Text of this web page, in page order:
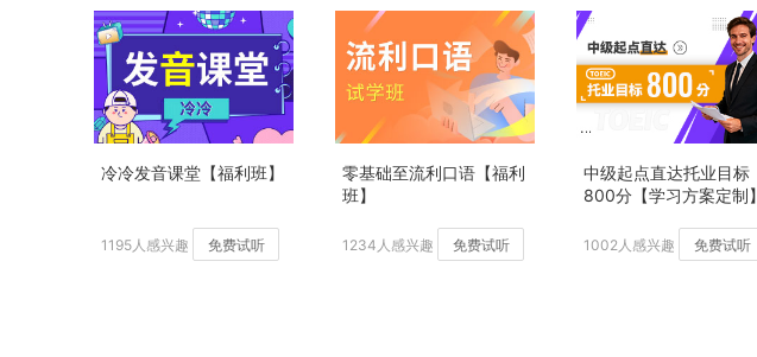
冷冷发音课堂【福利班】
1195人感兴趣 免费试听
零基础至流利口语【福利
班】
1234人感兴趣 免费试听
中级起点直达托业目标
800分【学习方案定制】
1002人感兴趣 免费试听